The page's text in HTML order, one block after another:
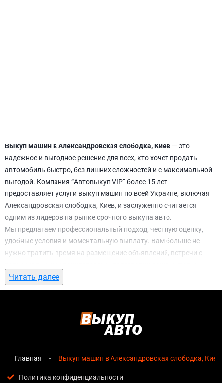
Выкуп машин в Александровская слободка, Киев — это
надежное и выгодное решение для всех, кто хочет продать
автомобиль быстро, без лишних сложностей и с максимальной
выгодой. Компания “Автовыкуп VIP” более 15 лет
предоставляет услуги выкуп машин по всей Украине, включая
Александровская слободка, Киев, и заслуженно считается
одним из лидеров на рынке срочного выкупа авто.
Мы предлагаем профессиональный подход, честную оценку,
удобные условия и моментальную выплату. Вам больше не
нужно тратить время на размещение объявлений, встречи с
ожидание. С нами вы можете
слободка, Киеввсего за 1 день.
машин в Александровская слободка, Киев
озвучивается сразу после обращения, без скрытых
Прозрачные условия— все этапы сделки полностью
Читать далее
Главная Выкуп машин в Александровская слободка, Киев
Политика конфиденциальности